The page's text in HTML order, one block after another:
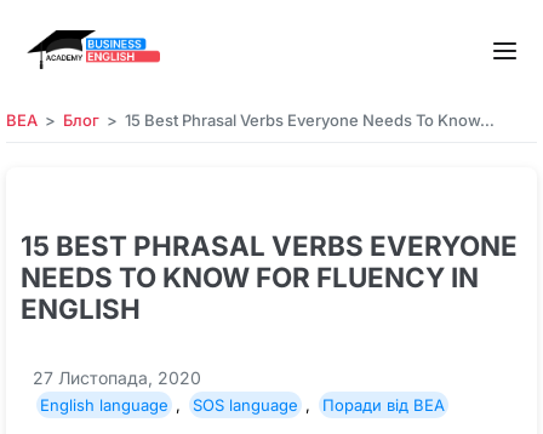
BEA Блог 15 Best Phrasal Verbs Everyone Needs To Know…
15 BEST PHRASAL VERBS EVERYONE
NEEDS TO KNOW FOR FLUENCY IN
ENGLISH
27 Листопада, 2020
English language , SOS language , Поради від BEA